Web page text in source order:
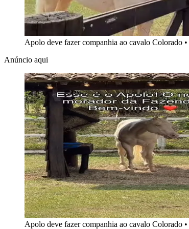
Apolo deve fazer companhia ao cavalo Colorado •
Anúncio aqui
Apolo deve fazer companhia ao cavalo Colorado •